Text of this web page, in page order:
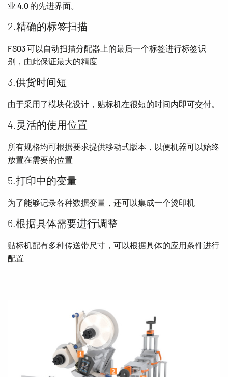
业 4.0 的先进界面。
2.精确的标签扫描
FS03 可以自动扫描分配器上的最后一个标签进行标签识
别，由此保证最大的精度
3.供货时间短
由于采用了模块化设计，贴标机在很短的时间内即可交付。
4.灵活的使用位置
所有规格均可根据要求提供移动式版本，以便机器可以始终
放置在需要的位置
5.打印中的变量
为了能够记录各种数据变量，还可以集成一个烫印机
6.根据具体需要进行调整
贴标机配有多种传送带尺寸，可以根据具体的应用条件进行
配置